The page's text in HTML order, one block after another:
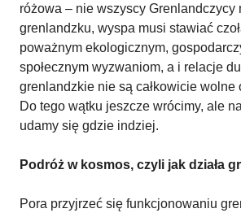
różowa – nie wszyscy Grenlandczycy
grenlandzku, wyspa musi stawiać
poważnym ekologicznym,
społecznym wyzwaniom, a i relacje
grenlandzkie nie są całkowicie wolne
Do tego wątku jeszcze wrócimy, ale
udamy się gdzie indziej.
Podróż w kosmos, czyli jak działa
Pora przyjrzeć się funkcjonowaniu